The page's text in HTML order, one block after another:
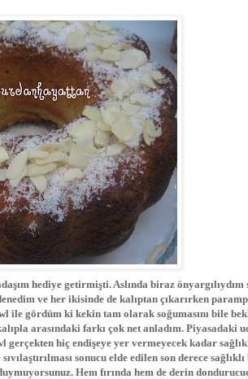
hediye getirmişti. Aslında biraz
ve her ikisinde de kalıptan çıkarırken
ile gördüm ki kekin tam olarak soğumasını bile
arasındaki farkı çok net anladım. Piyasadaki
gerçekten hiç endişeye yer vermeyecek kadar
sonucu elde edilen son derece
Hem fırında hem de derin